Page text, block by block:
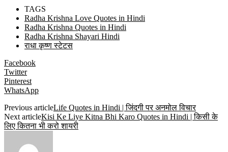
TAGS
Radha Krishna Love Quotes in Hindi
Radha Krishna Quotes in Hindi
Radha Krishna Shayari Hindi
राधा कृष्ण स्टेटस
Facebook
Twitter
Pinterest
WhatsApp
Previous articleLife Quotes in Hindi | जिंदगी पर अनमोल विचार
Next articleKisi Ke Liye Kitna Bhi Karo Quotes in Hindi | किसी के
लिए कितना भी करो शायरी